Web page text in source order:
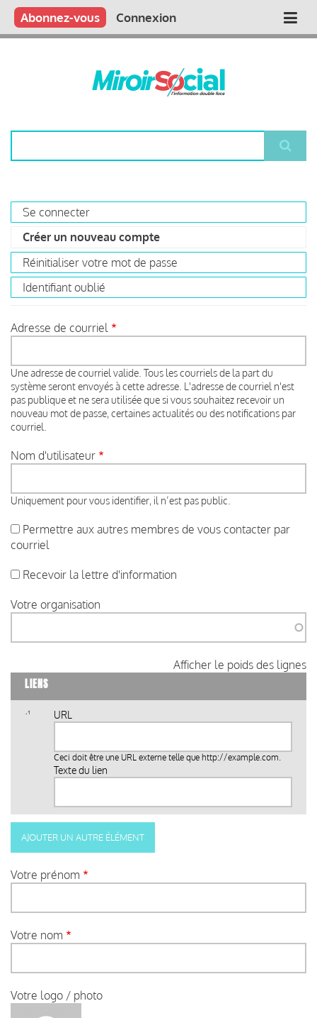
Aller
contenu
Main
Qui sommes nous ?
Vous publiez
Nous publions
Contactez-nous
Abonnez-vous Connexion
Primary
tabs
Se connecter
Créer un nouveau compte
actif)
Réinitialiser votre mot de passe
Identifiant oublié
Adresse de courriel
Une adresse de courriel valide. Tous les courriels de la part du
système seront envoyés à cette adresse. L'adresse de courriel n'est
pas publique et ne sera utilisée que si vous souhaitez recevoir un
nouveau mot de passe, certaines actualités ou des notifications par
courriel.
Nom d'utilisateur
Uniquement pour vous identifier, il n’est pas public.
Permettre aux autres membres de vous contacter par
courriel
Recevoir la lettre d'information
Votre organisation
Afficher le poids des lignes
LIENS
URL
Ceci doit être une URL externe telle que http://example.com.
Texte du lien
Votre prénom
Votre nom
Votre logo / photo